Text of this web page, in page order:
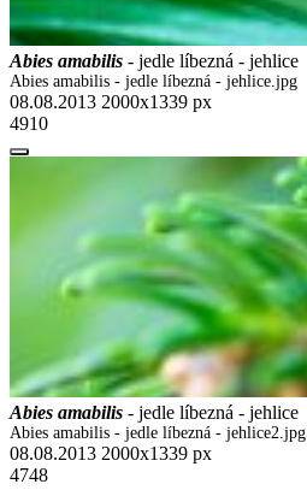
Abies amabilis - jedle líbezná - jehlice
Abies amabilis - jedle líbezná - jehlice.jpg
08.08.2013 2000x1339 px
4910
Abies amabilis - jedle líbezná - jehlice
Abies amabilis - jedle líbezná - jehlice2.jpg
08.08.2013 2000x1339 px
4748